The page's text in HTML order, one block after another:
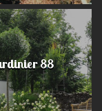
88